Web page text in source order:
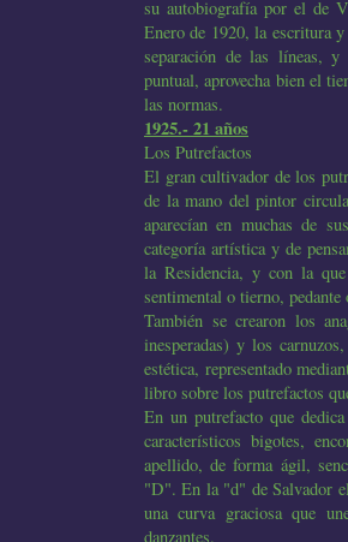
su autobiografía por el de
Enero de 1920, la escritura
separación de las líneas,
puntual, aprovecha bien el
las normas.
1925.- 21 años
Los Putrefactos
El gran cultivador de los
de la mano del pintor
aparecían en muchas de
categoría artística y de
la Residencia, y con la
sentimental o tierno,
También se crearon los
inesperadas) y los
estética, representado
libro sobre los putrefactos
En un putrefacto que
característicos bigotes,
apellido, de forma ágil,
"D". En la "d" de Salvador
una curva graciosa que
danzantes.